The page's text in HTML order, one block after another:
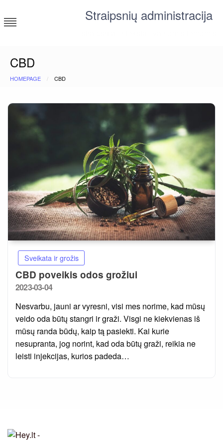
to
content
Straipsnių administracija
CBD
HOMEPAGE CBD
Sveikata ir grožis
CBD poveikis odos grožiui
Posted
2023-03-04
Nesvarbu, jauni ar vyresni, visi mes norime, kad mūsų
veido oda būtų stangri ir graži. Visgi ne kiekvienas iš
mūsų randa būdų, kaip tą pasiekti. Kai kurie
nesupranta, jog norint, kad oda būtų graži, reikia ne
leisti injekcijas, kurios padeda…